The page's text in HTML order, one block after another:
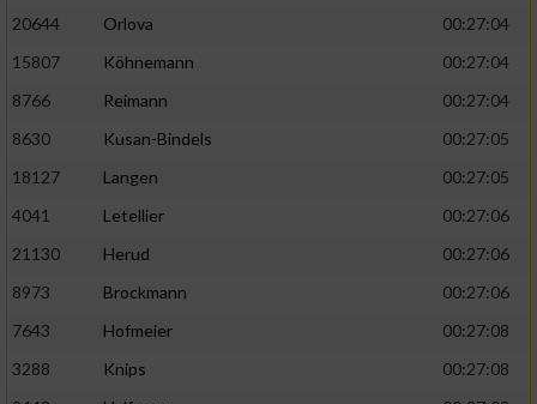
20644
Orlova
00:27:04
15807
Köhnemann
00:27:04
8766
Reimann
00:27:04
8630
Kusan-Bindels
00:27:05
18127
Langen
00:27:05
4041
Letellier
00:27:06
21130
Herud
00:27:06
8973
Brockmann
00:27:06
7643
Hofmeier
00:27:08
3288
Knips
00:27:08